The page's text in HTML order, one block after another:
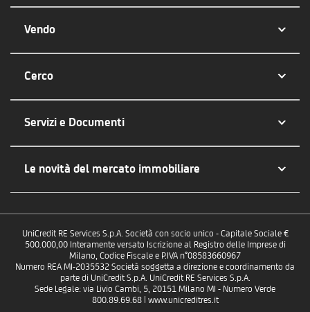
Vendo
Cerco
Servizi e Documenti
Le novità del mercato immobiliare
UniCredit RE Services S.p.A. Società con socio unico - Capitale Sociale €
500.000,00 Interamente versato Iscrizione al Registro delle Imprese di
Milano, Codice Fiscale e P.IVA n°08583660967
Numero REA MI-2035532 Società soggetta a direzione e coordinamento da
parte di UniCredit S.p.A. UniCredit RE Services S.p.A.
Sede Legale: via Livio Cambi, 5, 20151 Milano MI - Numero Verde
800.89.69.68 | www.unicreditres.it